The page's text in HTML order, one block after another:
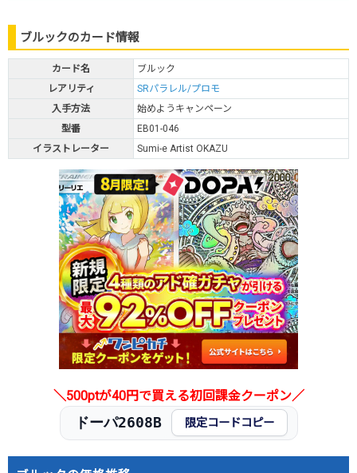
ブルックのカード情報
カード名
ブルック
レアリティ
SRパラレル/プロモ
入手方法
始めようキャンペーン
型番
EB01-046
イラストレーター
Sumi-e Artist OKAZU
＼500ptが40円で買える初回課金クーポン／
ドーパ2608B 限定コードコピー